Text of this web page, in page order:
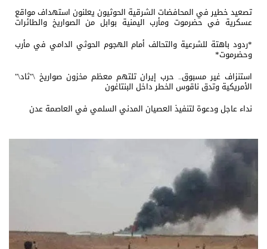
تصعيد خطير في المحافضات الشرقية الحوثيون يعلنون استهداف مواقع
عسكرية في حضرموت ومأرب اليمنية بوابل من الصواريخ والطائرات
*ردود باهتة للشرعية والتحالف أمام الهجوم الحوثي الدامي في مأرب
وحضرموت*
استنزاف غير مسبوق.. حرب إيران تلتهم معظم مخزون صواريخ \"ثاد\"
الأمريكية وتدق ناقوس الخطر داخل البنتاغون
نداء عاجل ودعوة لتنفيذ العصيان المدني السلمي في العاصمة عدن